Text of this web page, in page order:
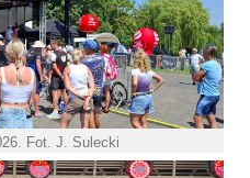
Fot. J. Sulecki